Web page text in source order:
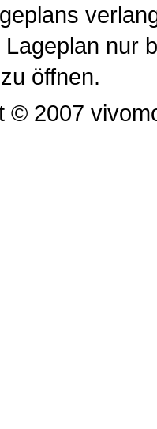
nur
öffnen.
© 2007